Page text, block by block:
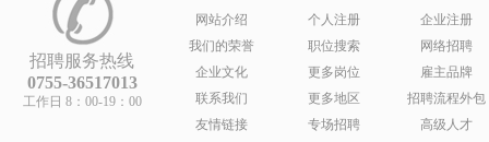
招聘服务热线
0755-36517013
工作日 8：00-19：00
网站介绍
我们的荣誉
企业文化
联系我们
友情链接
个人注册
职位搜索
更多岗位
更多地区
专场招聘
企业注册
网络招聘
雇主品牌
招聘流程外包
高级人才